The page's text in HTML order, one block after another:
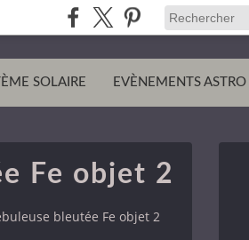
SOLAIRE EVÈNEMENTS ASTRO
Fe objet 2
bleutée Fe objet 2